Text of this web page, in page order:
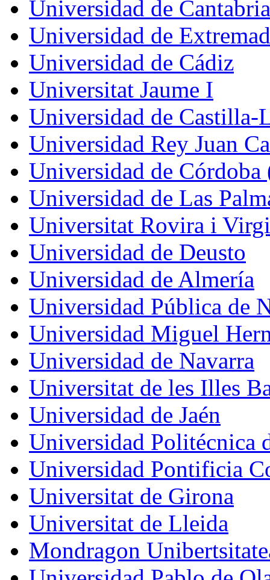
Universidad de Cantabria
Universidad de
Universidad de Cádiz
Universitat Jaume I
Universidad de Castilla-
Universidad Rey Juan
Universidad de Córdoba
Universidad de Las
Universitat Rovira i
Universidad de Deusto
Universidad de Almería
Universidad Pública de
Universidad Miguel
Universidad de Navarra
Universitat de les Illes
Universidad de Jaén
Universidad Politécnica
Universidad Pontificia
Universitat de Girona
Universitat de Lleida
Mondragon